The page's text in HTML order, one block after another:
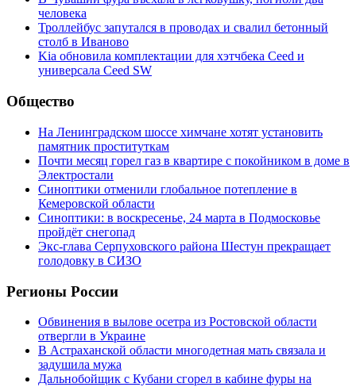
человека
Троллейбус запутался в проводах и свалил бетонный
столб в Иваново
Kia обновила комплектации для хэтчбека Ceed и
универсала Ceed SW
Общество
На Ленинградском шоссе химчане хотят установить
памятник проституткам
Почти месяц горел газ в квартире с покойником в доме в
Электростали
Синоптики отменили глобальное потепление в
Кемеровской области
Синоптики: в воскресенье, 24 марта в Подмосковье
пройдёт снегопад
Экс-глава Серпуховского района Шестун прекращает
голодовку в СИЗО
Регионы России
Обвинения в вылове осетра из Ростовской области
отвергли в Украине
В Астраханской области многодетная мать связала и
задушила мужа
Дальнобойщик с Кубани сгорел в кабине фуры на